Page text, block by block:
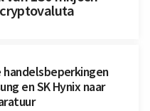
handelsbeperkingen
en SK Hynix naar